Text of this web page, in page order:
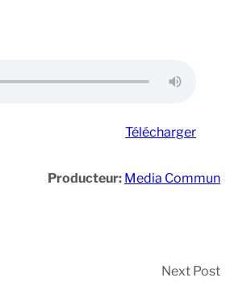
Télécharger
Producteur: Media Commun
Next Post